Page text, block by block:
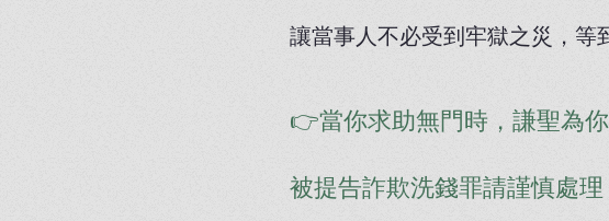
讓當事人不必受到牢獄之災，等
👉當你求助無門時，謙聖為你
被提告詐欺洗錢罪請謹慎處